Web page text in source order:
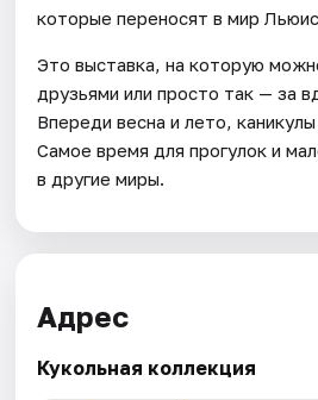
которые переносят в мир
Это выставка, на которую
друзьями или просто так — за
Впереди весна и лето,
Самое время для прогулок и
в другие миры.
Адрес
Кукольная коллекция